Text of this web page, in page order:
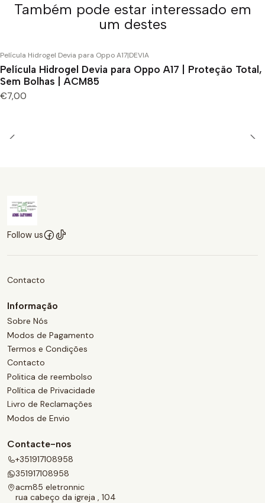
Também pode estar interessado em
um destes
Película Hidrogel Devia para Oppo A17|DEVIA
Película Hidrogel Devia para Oppo A17 | Proteção Total,
Sem Bolhas | ACM85
€7,00
Follow us
Contacto
Informação
Sobre Nós
Modos de Pagamento
Termos e Condições
Contacto
Politica de reembolso
Política de Privacidade
Livro de Reclamações
Modos de Envio
Contacte-nos
+351917108958
351917108958
acm85 eletronnic
rua cabeço da igreja , 104